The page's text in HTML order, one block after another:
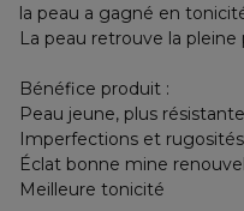
la peau a gagné en
La peau retrouve la pleine
Bénéfice produit :
Peau jeune, plus résistante
Imperfections et
Éclat bonne mine
Meilleure tonicité